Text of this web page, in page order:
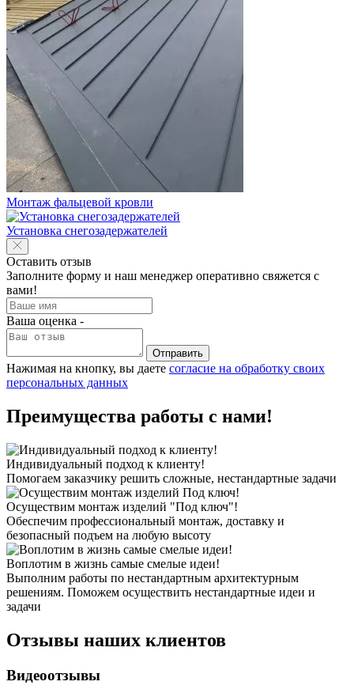
Монтаж фальцевой кровли
Установка снегозадержателей
Оставить отзыв
Заполните форму и наш менеджер оперативно свяжется с
вами!
Ваша оценка -
Отправить
Нажимая на кнопку, вы даете согласие на обработку своих
персональных данных
Преимущества работы с нами!
Индивидуальный подход к клиенту!
Помогаем заказчику решить сложные, нестандартные задачи
Осуществим монтаж изделий "Под ключ"!
Обеспечим профессиональный монтаж, доставку и
безопасный подъем на любую высоту
Воплотим в жизнь самые смелые идеи!
Выполним работы по нестандартным архитектурным
решениям. Поможем осуществить нестандартные идеи и
задачи
Отзывы наших клиентов
Видеоотзывы